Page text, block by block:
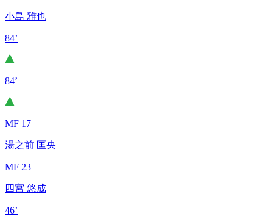
小島 雅也
84’
84’
MF 17
湯之前 匡央
MF 23
四宮 悠成
46’